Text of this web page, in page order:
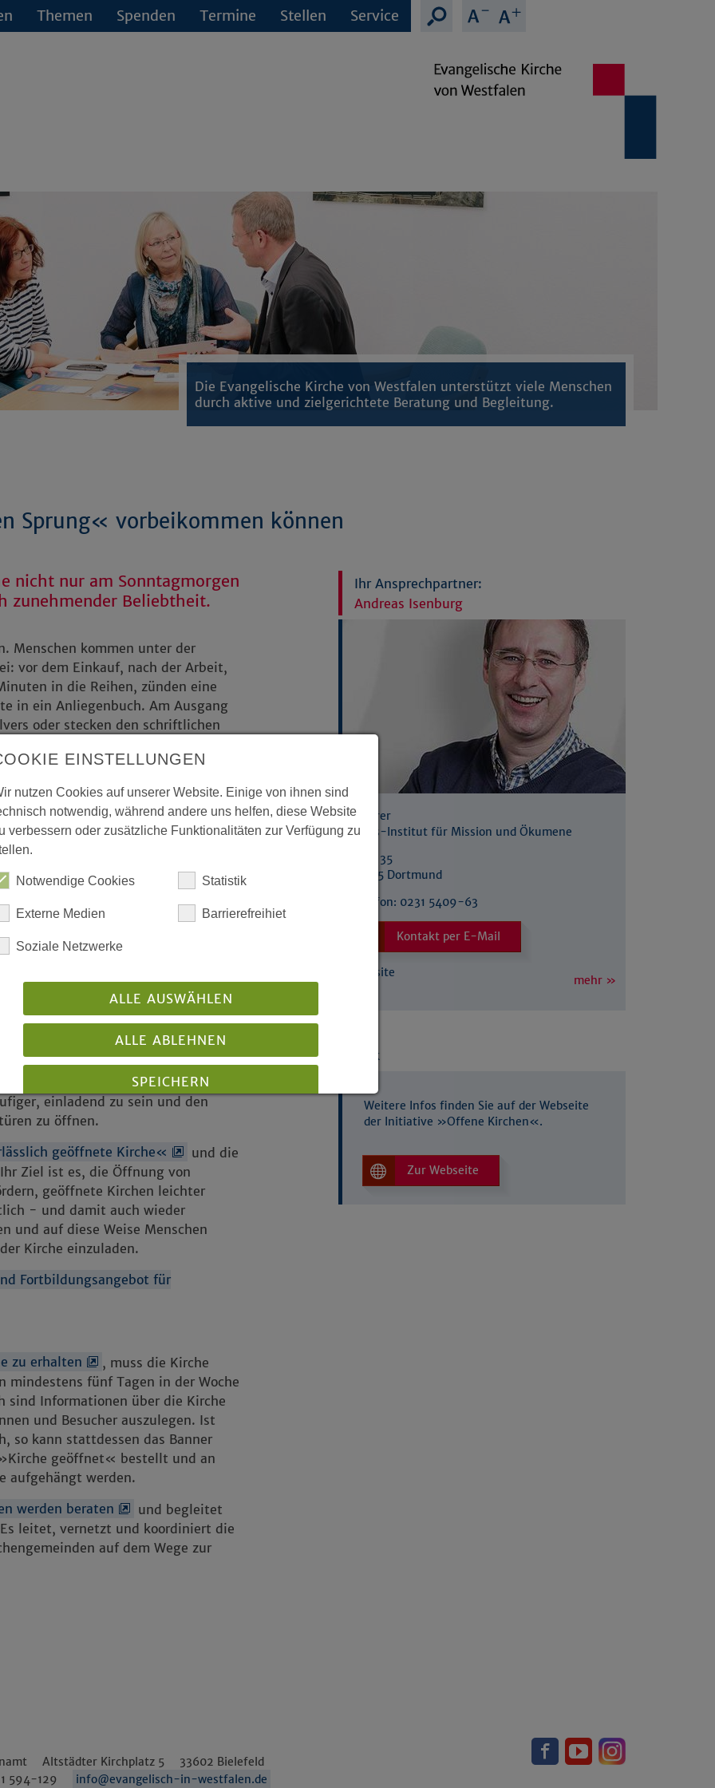
Themen Spenden Termine Stellen Service
Die Evangelische Kirche von Westfalen unterstützt viele Menschen
durch aktive und zielgerichtete Beratung und Begleitung.
Sprung« vorbeikommen können
nicht nur am Sonntagmorgen
zunehmender Beliebtheit.
Menschen kommen unter der
vor dem Einkauf, nach der Arbeit,
in die Reihen, zünden eine
in ein Anliegenbuch. Am Ausgang
oder stecken den schriftlichen
sind und die Kirchräume mit
als einzigartig empfunden
und hoffen, in der Kirche
- beim Anzünden der Kerzen -
jung und alt, sie sind Frauen und
und sie sind nicht nur
Anliegen und Sehnsüchten
um 10 Uhr, und sie suchen
den ersten Blick wie eine
Chance: Viele Gemeinden
erwachten Interesse an den
Anliegen und Sehnsüchte
einladend zu sein und den
zu öffnen.
geöffnete Kirche«
und die
Ziel ist es, die Öffnung von
geöffnete Kirchen leichter
- und damit auch wieder
und auf diese Weise Menschen
Kirche einzuladen.
Fortbildungsangebot für
zu erhalten
, muss die Kirche
mindestens fünf Tagen in der Woche
sind Informationen über die Kirche
und Besucher auszulegen. Ist
so kann stattdessen das Banner
geöffnet« bestellt und an
aufgehängt werden.
werden beraten
und begleitet
leitet, vernetzt und koordiniert die
auf dem Wege zur
Ihr Ansprechpartner:
Andreas Isenburg
Pfarrer
oikos-Institut für Mission und Ökumene
Olpe 35
44135 Dortmund
Telefon: 0231 5409-63
Kontakt per E-Mail
Website
mehr »
Link
Weitere Infos finden Sie auf der Webseite
der Initiative »Offene Kirchen«.
Zur Webseite
Altstädter Kirchplatz 5 33602 Bielefeld
594-129 info@evangelisch-in-westfalen.de
EINSTELLUNGEN
nutzen Cookies auf unserer Website. Einige von ihnen sind
notwendig, während andere uns helfen, diese Website
verbessern oder zusätzliche Funktionalitäten zur Verfügung zu
Notwendige Cookies Statistik
Externe Medien Barrierefreihiet
Soziale Netzwerke
ALLE AUSWÄHLEN
ALLE ABLEHNEN
SPEICHERN
Impressum |Datenschutz